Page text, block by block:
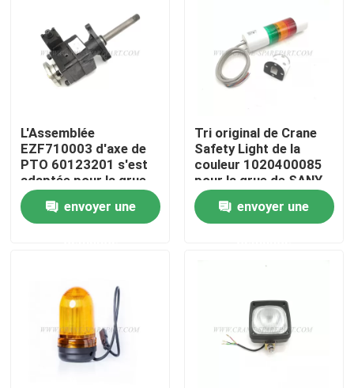
A propos de nous
Visite d'usine
Contrôle de la qualité
Contact
Pièces de rechange de grue
L'Assemblée
EZF710003 d'axe de
PTO 60123201 s'est
adaptée pour la grue
de SANY
envoyer une
Tri original de Crane
Safety Light de la
couleur 1020400085
pour la grue de SANY
envoyer une